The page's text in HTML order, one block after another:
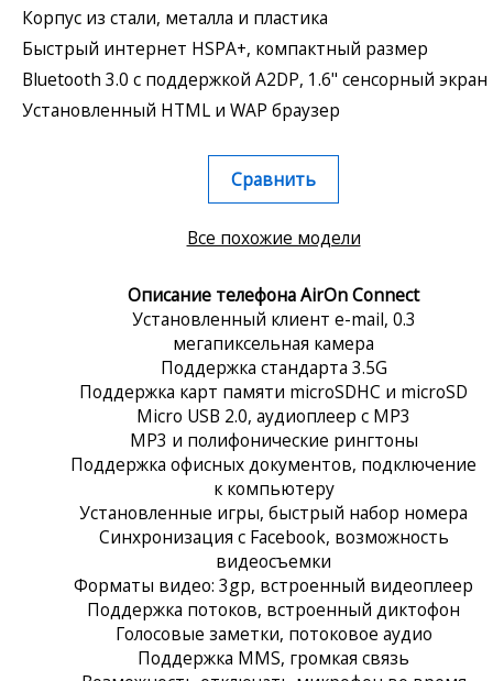
Корпус из стали, металла и пластика
Быстрый интернет HSPA+, компактный размер
Bluetooth 3.0 с поддержкой A2DP, 1.6" сенсорный экран
Установленный HTML и WAP браузер
Сравнить
Все похожие модели
Описание телефона AirOn Connect
Установленный клиент e-mail, 0.3
мегапиксельная камера
Поддержка стандарта 3.5G
Поддержка карт памяти microSDHC и microSD
Micro USB 2.0, аудиоплеер с MP3
MP3 и полифонические рингтоны
Поддержка офисных документов, подключение
к компьютеру
Установленные игры, быстрый набор номера
Синхронизация с Facebook, возможность
видеосъемки
Форматы видео: 3gp, встроенный видеоплеер
Поддержка потоков, встроенный диктофон
Голосовые заметки, потоковое аудио
Поддержка MMS, громкая связь